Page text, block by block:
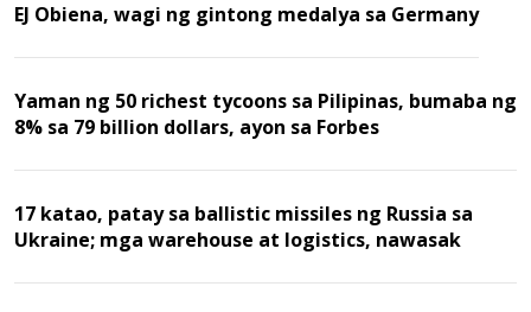
EJ Obiena, wagi ng gintong medalya sa Germany
Yaman ng 50 richest tycoons sa Pilipinas, bumaba ng
8% sa 79 billion dollars, ayon sa Forbes
17 katao, patay sa ballistic missiles ng Russia sa
Ukraine; mga warehouse at logistics, nawasak